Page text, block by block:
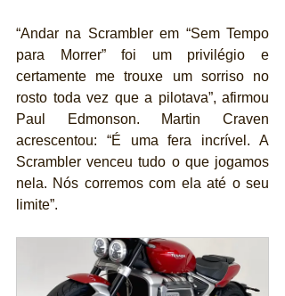
“Andar na Scrambler em “Sem Tempo
para Morrer” foi um privilégio e
certamente me trouxe um sorriso no
rosto toda vez que a pilotava”, afirmou
Paul Edmonson. Martin Craven
acrescentou: “É uma fera incrível. A
Scrambler venceu tudo o que jogamos
nela. Nós corremos com ela até o seu
limite”.